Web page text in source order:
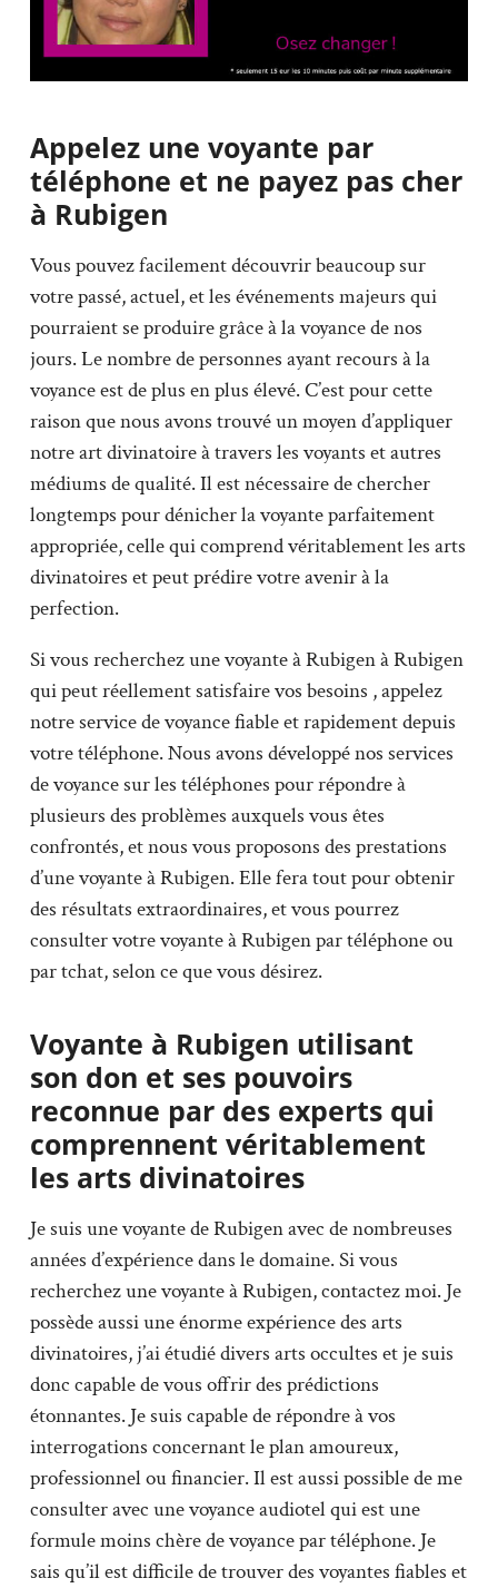
Appelez une voyante par
téléphone et ne payez pas cher
à Rubigen
Vous pouvez facilement découvrir beaucoup sur
votre passé, actuel, et les événements majeurs qui
pourraient se produire grâce à la voyance de nos
jours. Le nombre de personnes ayant recours à la
voyance est de plus en plus élevé. C’est pour cette
raison que nous avons trouvé un moyen d’appliquer
notre art divinatoire à travers les voyants et autres
médiums de qualité. Il est nécessaire de chercher
longtemps pour dénicher la voyante parfaitement
appropriée, celle qui comprend véritablement les arts
divinatoires et peut prédire votre avenir à la
perfection.
Si vous recherchez une voyante à Rubigen à Rubigen
qui peut réellement satisfaire vos besoins , appelez
notre service de voyance fiable et rapidement depuis
votre téléphone. Nous avons développé nos services
de voyance sur les téléphones pour répondre à
plusieurs des problèmes auxquels vous êtes
confrontés, et nous vous proposons des prestations
d’une voyante à Rubigen. Elle fera tout pour obtenir
des résultats extraordinaires, et vous pourrez
consulter votre voyante à Rubigen par téléphone ou
par tchat, selon ce que vous désirez.
Voyante à Rubigen utilisant
son don et ses pouvoirs
reconnue par des experts qui
comprennent véritablement
les arts divinatoires
Je suis une voyante de Rubigen avec de nombreuses
années d’expérience dans le domaine. Si vous
recherchez une voyante à Rubigen, contactez moi. Je
possède aussi une énorme expérience des arts
divinatoires, j’ai étudié divers arts occultes et je suis
donc capable de vous offrir des prédictions
étonnantes. Je suis capable de répondre à vos
interrogations concernant le plan amoureux,
professionnel ou financier. Il est aussi possible de me
consulter avec une voyance audiotel qui est une
formule moins chère de voyance par téléphone. Je
sais qu’il est difficile de trouver des voyantes fiables et